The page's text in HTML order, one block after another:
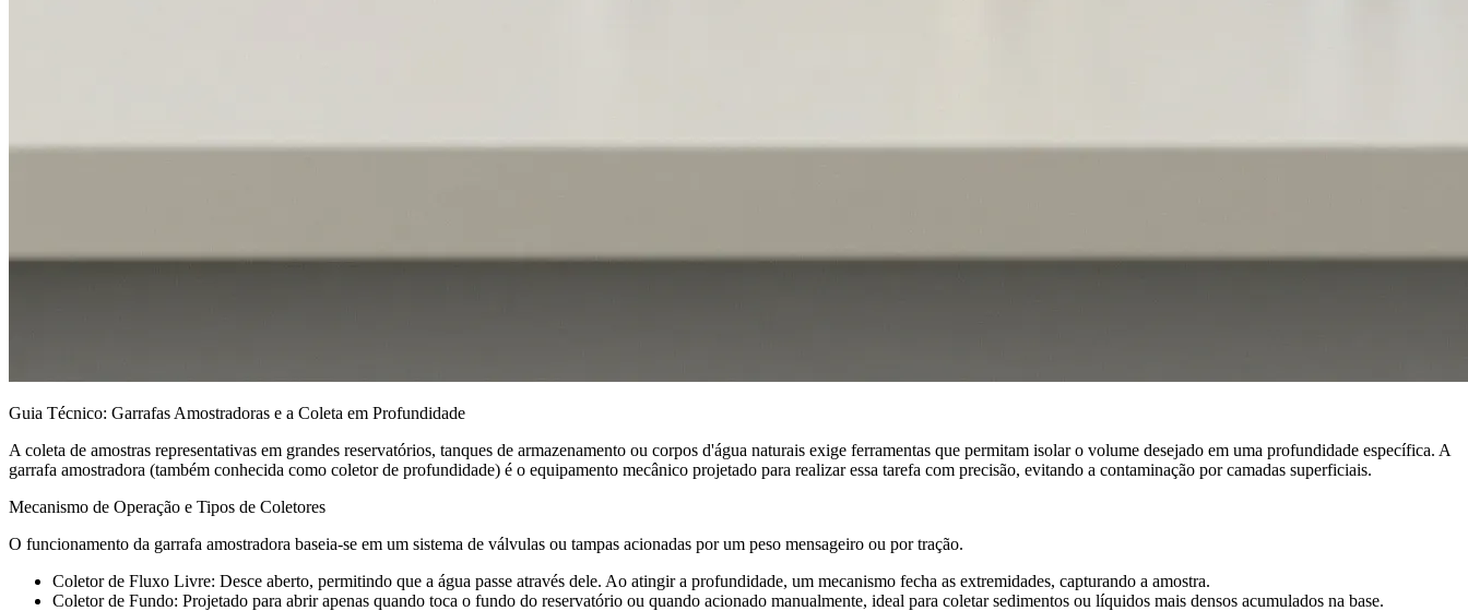
Guia Técnico: Garrafas Amostradoras e a Coleta em Profundidade
A coleta de amostras representativas em grandes reservatórios, tanques de armazenamento ou corpos d'água naturais exige ferramentas que permitam isolar o volume desejado em uma profundidade específica. A
garrafa amostradora (também conhecida como coletor de profundidade) é o equipamento mecânico projetado para realizar essa tarefa com precisão, evitando a contaminação por camadas superficiais.
Mecanismo de Operação e Tipos de Coletores
O funcionamento da garrafa amostradora baseia-se em um sistema de válvulas ou tampas acionadas por um peso mensageiro ou por tração.
Coletor de Fluxo Livre: Desce aberto, permitindo que a água passe através dele. Ao atingir a profundidade, um mecanismo fecha as extremidades, capturando a amostra.
Coletor de Fundo: Projetado para abrir apenas quando toca o fundo do reservatório ou quando acionado manualmente, ideal para coletar sedimentos ou líquidos mais densos acumulados na base.